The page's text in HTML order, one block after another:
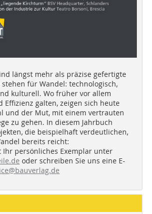
längst mehr als präzise gefertigte
stehen für Wandel: technologisch,
kulturell. Wo früher vor allem
Effizienz galten, zeigen sich heute
und der Mut, mit einem vertrauten
zu gehen. In diesem Jahrbuch
die beispielhaft verdeutlichen,
bereits reicht:
Ihr persönliches Exemplar unter
oder schreiben Sie uns eine E-